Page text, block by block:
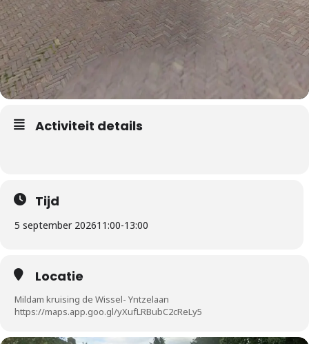
Activiteit details
Tijd
5 september 202611:00-13:00
Locatie
Mildam kruising de Wissel- Yntzelaan
https://maps.app.goo.gl/yXufLRBubC2cReLy5